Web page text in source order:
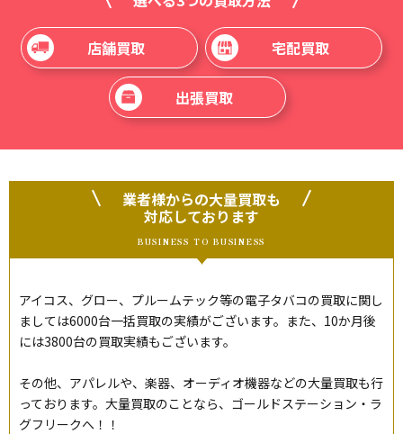
店舗買取 宅配買取
出張買取
業者様からの大量買取も
対応しております
BUSINESS TO BUSINESS
アイコス、グロー、プルームテック等の電子タバコの買取に関し
ましては6000台一括買取の実績がございます。また、10か月後
には3800台の買取実績もございます。
その他、アパレルや、楽器、オーディオ機器などの大量買取も行
っております。大量買取のことなら、ゴールドステーション・ラ
グフリークへ！！